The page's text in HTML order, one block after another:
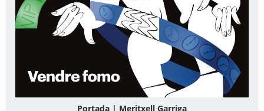
Portada | Meritxell Garriga